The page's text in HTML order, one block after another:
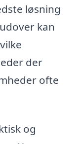
løsning
kan
der
ofte
og